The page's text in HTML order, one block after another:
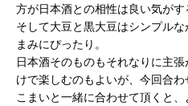
方が日本酒との相性は良い気がす
そして大豆と黒大豆はシンプル
まみにぴったり。
日本酒そのものもそれなりに主
けで楽しむのもよいが、今回合
こまいと一緒に合わせて頂くと